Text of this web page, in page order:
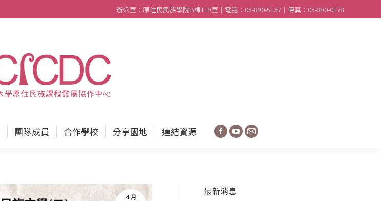
辦公室：原住民民族學院B棟119室｜電話：03-890-5137｜傳真：03-890-0178
團隊成員 合作學校 分享園地 連結資源 Facebook
YouTube
Mail
4 月
最新消息
活動訊息 專案計畫 團隊成員 合作學校 分享園地 連結資源